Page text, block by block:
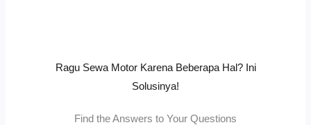
Ragu Sewa Motor Karena Beberapa Hal? Ini
Solusinya!
Find the Answers to Your Questions